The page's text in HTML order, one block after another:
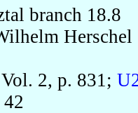
branch 18.8
Herschel
Vol. 2, p. 831;